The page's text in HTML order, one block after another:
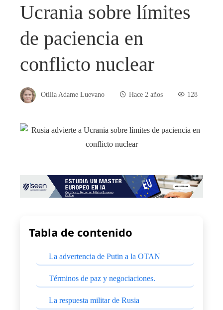
Ucrania sobre límites
de paciencia en
conflicto nuclear
Otilia Adame Luevano Hace 2 años 128
Tabla de contenido
La advertencia de Putin a la OTAN
Términos de paz y negociaciones.
La respuesta militar de Rusia